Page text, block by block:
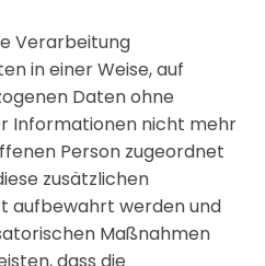
Verarbeitung
in einer Weise, auf
Daten ohne
Informationen nicht mehr
Person zugeordnet
zusätzlichen
aufbewahrt werden und
Maßnahmen
dass die